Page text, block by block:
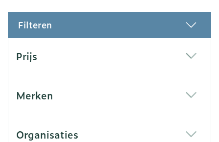
Filteren
Prijs
Merken
Organisaties